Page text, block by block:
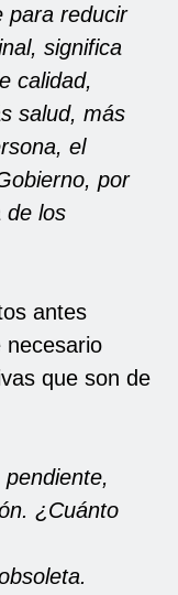
para reducir
significa
calidad,
salud, más
el
por
de los
antes
necesario
que son de
¿Cuánto